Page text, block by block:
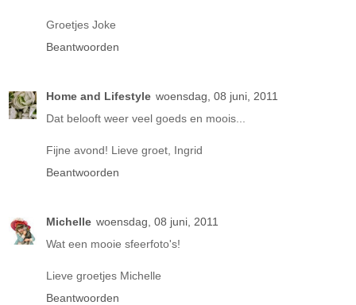
Groetjes Joke
Beantwoorden
Home and Lifestyle woensdag, 08 juni, 2011
Dat belooft weer veel goeds en moois...
Fijne avond! Lieve groet, Ingrid
Beantwoorden
Michelle woensdag, 08 juni, 2011
Wat een mooie sfeerfoto's!
Lieve groetjes Michelle
Beantwoorden